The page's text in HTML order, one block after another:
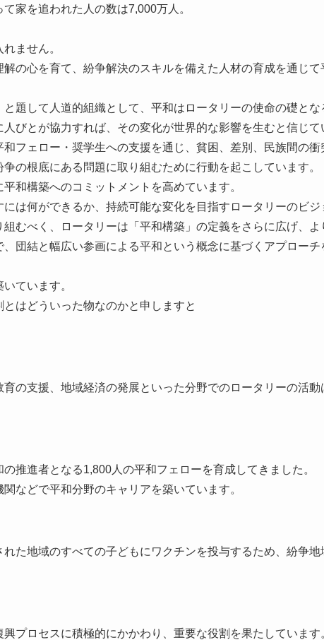
家を追われた人の数は7,000万人。
ません。
の心を育て、紛争解決のスキルを備えた人材の育成を通じて
題して人道的組織として、平和はロータリーの使命の礎とな
びとが協力すれば、その変化が世界的な影響を生むと信じて
フェロー・奨学生への支援を通じ、貧困、差別、民族間の
の根底にある問題に取り組むために行動を起こしています。
和構築へのコミットメントを高めています。
は何ができるか、持続可能な変化を目指すロータリーのビ
むべく、ロータリーは「平和構築」の定義をさらに広げ、
団結と幅広い参画による平和という概念に基づくアプローチ
ています。
はどういった物なのかと申しますと
の支援、地域経済の発展といった分野でのロータリーの活動
推進者となる1,800人の平和フェローを育成してきました。
などで平和分野のキャリアを築いています。
た地域のすべての子どもにワクチンを投与するため、紛争地
プロセスに積極的にかかわり、重要な役割を果たしています